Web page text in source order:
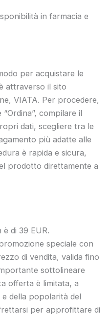
in farmacia e
per acquistare le
attraverso il sito
VIATA. Per procedere,
compilare il
dati, scegliere tra le
più adatte alle
è rapida e sicura,
prodotto direttamente a
di 39 EUR.
speciale con
di vendita, valida fino
sottolineare
offerta è limitata, a
e della popolarità del
per approfittare di